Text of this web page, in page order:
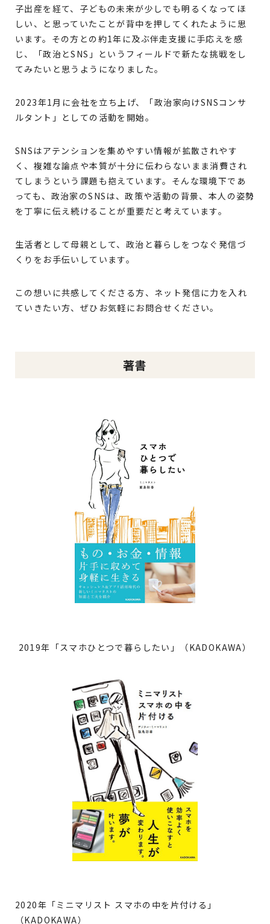
子出産を経て、子どもの未来が少しでも明るくなってほ
しい、と思っていたことが背中を押してくれたように思
います。その方との約1年に及ぶ伴走支援に手応えを感
じ、「政治とSNS」というフィールドで新たな挑戦をし
てみたいと思うようになりました。
2023年1月に会社を立ち上げ、「政治家向けSNSコンサ
ルタント」としての活動を開始。
SNSはアテンションを集めやすい情報が拡散されやす
く、複雑な論点や本質が十分に伝わらないまま消費され
てしまうという課題も抱えています。そんな環境下であ
っても、政治家のSNSは、政策や活動の背景、本人の姿勢
を丁寧に伝え続けることが重要だと考えています。
生活者として母親として、政治と暮らしをつなぐ発信づ
くりをお手伝いしています。
この想いに共感してくださる方、ネット発信に力を入れ
ていきたい方、ぜひお気軽にお問合せください。
著書
2019年「スマホひとつで暮らしたい」（KADOKAWA）
2020年「ミニマリスト スマホの中を片付ける」
（KADOKAWA）